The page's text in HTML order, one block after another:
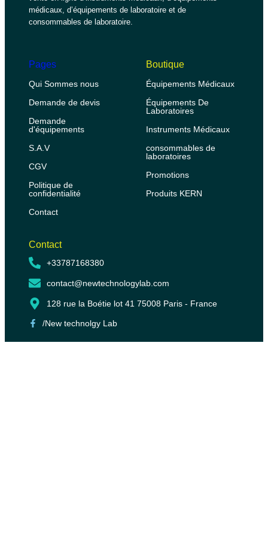
médicaux, d’équipements de laboratoire et de
consommables de laboratoire.
Pages
Qui Sommes nous
Demande de devis
Demande
d'équipements
S.A.V
CGV
Politique de
confidentialité
Contact
Boutique
Équipements Médicaux
Équipements De
Laboratoires
Instruments Médicaux
consommables de
laboratoires
Promotions
Produits KERN
Contact
+33787168380
contact@newtechnologylab.com
128 rue la Boétie lot 41 75008 Paris - France
/New technolgy Lab